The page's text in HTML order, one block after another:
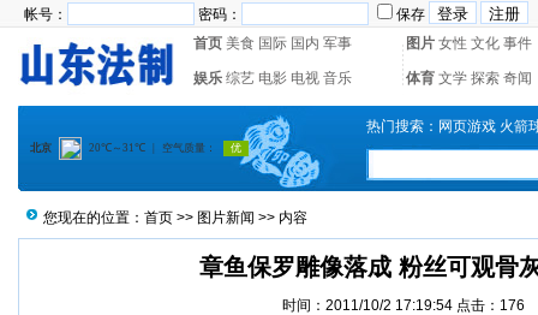
帐号： 密码：
保存
首页 美食 国际 国内 军事 图片 女性 文化 事件
娱乐 综艺 电影 电视 音乐 体育 文学 探索 奇闻
热门搜索： 网页游戏 火箭
您现在的位置： 首页 >> 图片新闻 >> 内容
章鱼保罗雕像落成 粉丝可观骨
时间：2011/10/2 17:19:54 点击： 176